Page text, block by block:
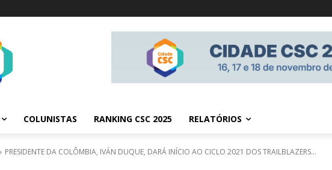
COLUNISTAS RANKING CSC 2025 RELATÓRIOS
PRESIDENTE DA COLÔMBIA, IVÁN DUQUE, DARÁ INÍCIO AO CICLO 2021 DOS TRAILBLAZERS...